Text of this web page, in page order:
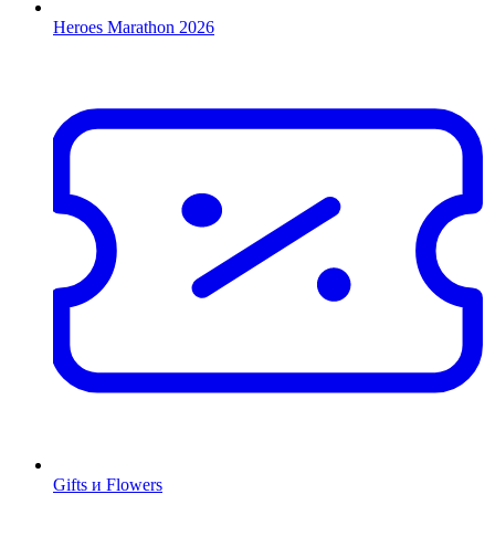
Heroes Marathon 2026
Gifts и Flowers